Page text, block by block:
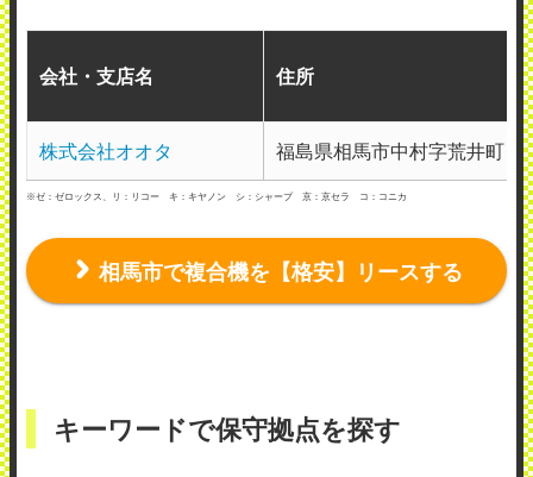
会社・支店名 住所
株式会社オオタ 福島県相馬市中村字荒井町８
※ゼ：ゼロックス、リ：リコー キ：キヤノン シ：シャープ 京：京セラ コ：コニカ
相馬市で複合機を【格安】リースする
キーワードで保守拠点を探す